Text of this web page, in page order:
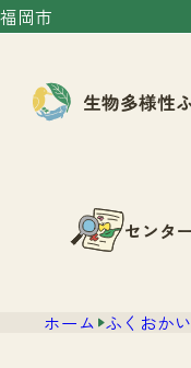
福岡市
センタ
ホーム ふくおか